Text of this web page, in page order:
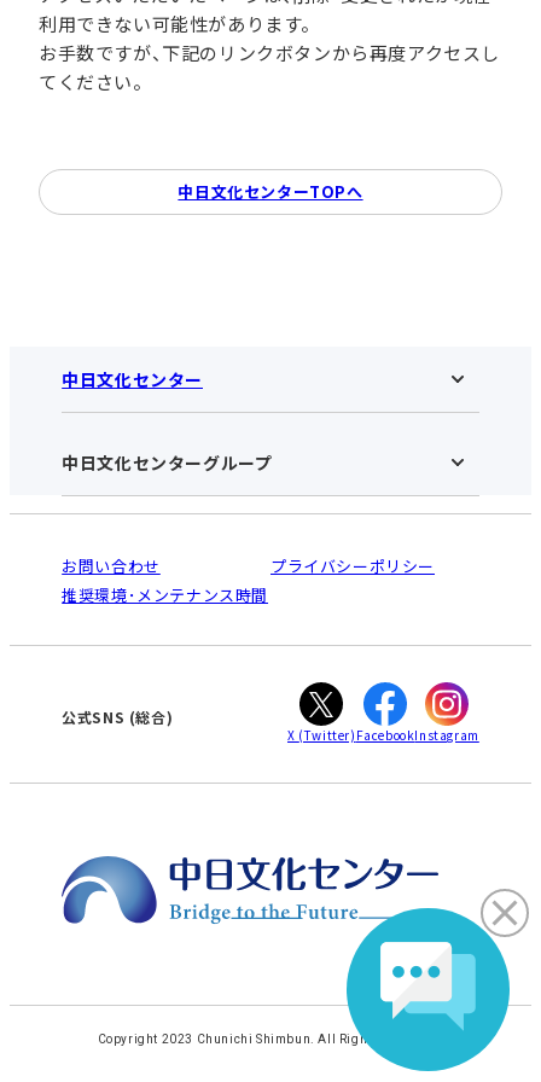
利用できない可能性があります。
お手数ですが、下記のリンクボタンから再度アクセスし
てください。
中日文化センターTOPへ
中日文化センター
中日文化センターHOME
アクセス･営業時間
法人割引について
ご利用ガイド
オンライン講座受講の手順
中日文化センターグループ
南大高
犬山
高蔵寺
大垣
津
お問い合わせ
プライバシーポリシー
推奨環境･メンテナンス時間
公式SNS (総合)
X (Twitter) FacebookInstagram
Copyright 2023 Chunichi Shimbun. All Rights Reserved.